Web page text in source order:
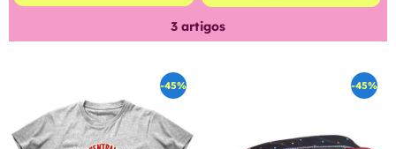
3 artigos
-45% -45%